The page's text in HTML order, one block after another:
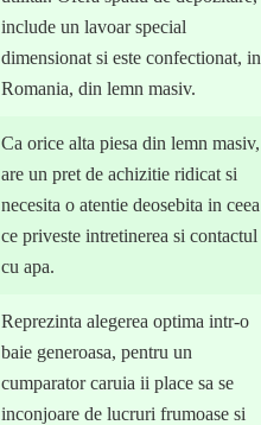
include un lavoar special
dimensionat si este confectionat, in
Romania, din lemn masiv.
Ca orice alta piesa din lemn masiv,
are un pret de achizitie ridicat si
necesita o atentie deosebita in ceea
ce priveste intretinerea si contactul
cu apa.
Reprezinta alegerea optima intr-o
baie generoasa, pentru un
cumparator caruia ii place sa se
inconjoare de lucruri frumoase si